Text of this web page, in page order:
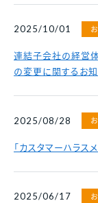
2025/10/01
連結子会社の経営
の変更に関するお
2025/08/28
「カスタマーハラス
2025/06/17